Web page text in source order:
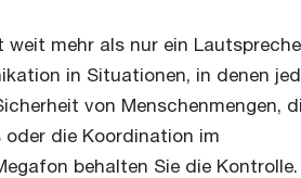
mehr als nur ein
in Situationen, in denen
von Menschenmengen,
die Koordination im
behalten Sie die Kontrolle.